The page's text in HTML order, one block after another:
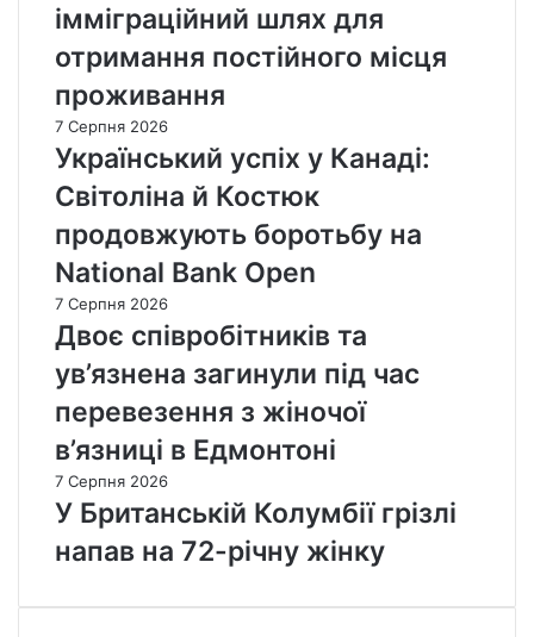
імміграційний шлях для
отримання постійного місця
проживання
7 Серпня 2026
Український успіх у Канаді:
Світоліна й Костюк
продовжують боротьбу на
National Bank Open
7 Серпня 2026
Двоє співробітників та
ув’язнена загинули під час
перевезення з жіночої
в’язниці в Едмонтоні
7 Серпня 2026
У Британській Колумбії грізлі
напав на 72-річну жінку